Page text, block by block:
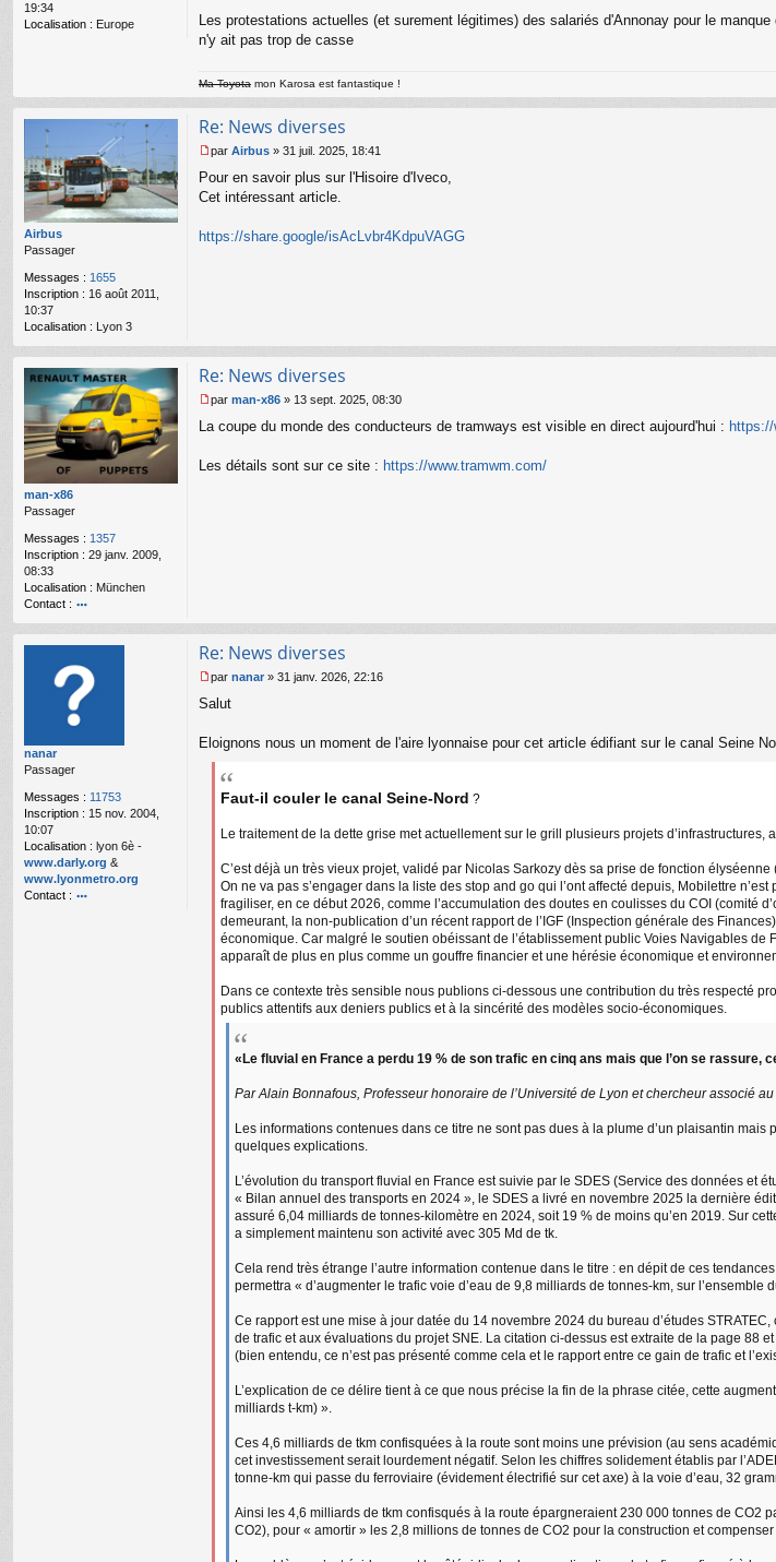
19:34
Localisation : Europe
l
u
Les protestations actuelles (et surement légitimes) des salariés d'Annonay pour le
n'y ait pas trop de casse
Ma Toyota mon Karosa est fantastique !
Airbus
Passager
Messages : 1655
Inscription : 16 août 2011,
10:37
Localisation : Lyon 3
Re: News diverses
e
s
g
par Airbus » 31 juil. 2025, 18:41
Pour en savoir plus sur l'Hisoire d'Iveco,
Cet intéressant article.
https://share.google/isAcLvbr4KdpuVAGG
man-x86
Passager
Messages : 1357
Inscription : 29 janv. 2009,
08:33
Localisation : München
Contact :
o
te
r
m
a
Re: News diverses
e
s
par man-x86 » 13 sept. 2025, 08:30
La coupe du monde des conducteurs de tramways est visible en direct aujourd'hui :
Les détails sont sur ce site : https://www.tramwm.com/
nanar
Passager
Messages : 11753
Inscription : 15 nov. 2004,
10:07
Localisation : lyon 6è -
www.darly.org &
www.lyonmetro.org
Contact :
Re: News diverses
e
s
par nanar » 31 janv. 2026, 22:16
Salut
Eloignons nous un moment de l'aire lyonnaise pour cet article édifiant sur le canal Seine
Faut-il couler le canal Seine-Nord ?
Le traitement de la dette grise met actuellement sur le grill plusieurs projets
C’est déjà un très vieux projet, validé par Nicolas Sarkozy dès sa prise de fonction
On ne va pas s’engager dans la liste des stop and go qui l’ont affecté depuis, Mobilettre
fragiliser, en ce début 2026, comme l’accumulation des doutes en coulisses du COI (comité
demeurant, la non-publication d’un récent rapport de l’IGF (Inspection générale des
économique. Car malgré le soutien obéissant de l’établissement public Voies Navigables de
apparaît de plus en plus comme un gouffre financier et une hérésie économique et
Dans ce contexte très sensible nous publions ci-dessous une contribution du très respecté
publics attentifs aux deniers publics et à la sincérité des modèles socio-économiques.
«Le fluvial en France a perdu 19 % de son trafic en cinq ans mais que l’on se rassure,
Par Alain Bonnafous, Professeur honoraire de l’Université de Lyon et chercheur associé
Les informations contenues dans ce titre ne sont pas dues à la plume d’un plaisantin
quelques explications.
L’évolution du transport fluvial en France est suivie par le SDES (Service des données et
« Bilan annuel des transports en 2024 », le SDES a livré en novembre 2025 la dernière
assuré 6,04 milliards de tonnes-kilomètre en 2024, soit 19 % de moins qu’en 2019. Sur
a simplement maintenu son activité avec 305 Md de tk.
Cela rend très étrange l’autre information contenue dans le titre : en dépit de ces
permettra « d’augmenter le trafic voie d’eau de 9,8 milliards de tonnes-km, sur l’ensemble
Ce rapport est une mise à jour datée du 14 novembre 2024 du bureau d’études
de trafic et aux évaluations du projet SNE. La citation ci-dessus est extraite de la page
(bien entendu, ce n’est pas présenté comme cela et le rapport entre ce gain de trafic et
L’explication de ce délire tient à ce que nous précise la fin de la phrase citée, cette
milliards t-km) ».
Ces 4,6 milliards de tkm confisquées à la route sont moins une prévision (au sens
cet investissement serait lourdement négatif. Selon les chiffres solidement établis par
tonne-km qui passe du ferroviaire (évidement électrifié sur cet axe) à la voie d’eau, 32
Ainsi les 4,6 milliards de tkm confisqués à la route épargneraient 230 000 tonnes de
CO2), pour « amortir » les 2,8 millions de tonnes de CO2 pour la construction et